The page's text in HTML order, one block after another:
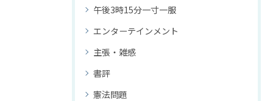
午後3時15分一寸一服
エンターテインメント
主張・雑感
書評
憲法問題